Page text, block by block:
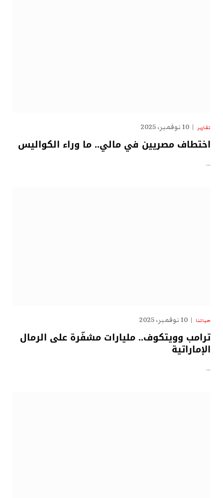
تقارير 10 نوفمبر، 2025
اختطاف مصريين في مالي.. ما وراء الكواليس
…
حياتنا 10 نوفمبر، 2025
ترامب وويتكوف.. مليارات مشفّرة على الرمال
الإماراتية
…